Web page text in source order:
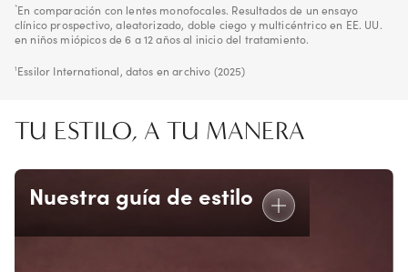
*En comparación con lentes monofocales. Resultados de un ensayo
clínico prospectivo, aleatorizado, doble ciego y multicéntrico en EE. UU.
en niños miópicos de 6 a 12 años al inicio del tratamiento.
1 Essilor International, datos en archivo (2025)
TU ESTILO, A TU MANERA
Nuestra guía de estilo